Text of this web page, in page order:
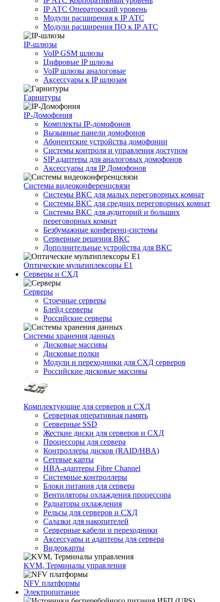
IP АТС Операторский уровень
Модули расширения к IP АТС
Модули расширения ПО к IP АТС
IP-шлюзы
VoIP GSM шлюзы
Цифровые IP шлюзы
VoIP шлюзы аналоговые
Аксессуары к IP шлюзам
Гарнитуры
IP-Домофония
Комплекты IP-домофонов
Вызывные панели домофонов
Абонентские устройства домофонии
Системы контроля и управления доступом
SIP адаптеры для аналоговых домофонов
Аксессуары для IP Домофонов
Системы видеоконференцсвязи
Системы ВКС для малых переговорных комнат
Системы ВКС для средних переговорных комнат
Системы ВКС для аудиторий и больших
переговорных комнат
Безбумажные конференц-системы
Серверные решения ВКС
Дополнительные устройства для ВКС
Оптические мультиплексоры Е1
Серверы и СХД
Серверы
Стоечные серверы
Блейд серверы
Российские серверы
Системы хранения данных
Дисковые массивы
Дисковые полки
Модули и переходники для СХД серверов
Российские дисковые массивы
Комплектующие для серверов и СХД
Серверная оперативная память
Серверные SSD
Жесткие диски для серверов и СХД
Процессоры для сервера
Контроллеры дисков (RAID/HBA)
Сетевые карты
HBA-адаптеры Fibre Channel
Системные контроллеры
Блоки питания для сервера
Вентиляторы охлаждения процессора
Радиаторы охлаждения
Рельсы для серверов и СХД
Салазки для накопителей
Серверные кабели и переходники
Аксессуары и адаптеры для сервера
Видеокарты
KVM, Терминалы управления
NFV платформы
Электропитание